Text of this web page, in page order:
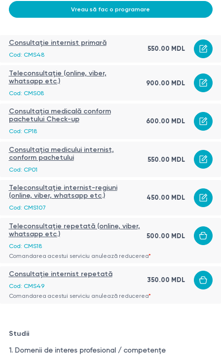
Vreau să fac o programare
Consultație internist primară
Cod: CMS48
550.00 MDL
Teleconsultație (online, viber,
whatsapp etc.)
Cod: CMS08
900.00 MDL
Consultația medicală conform
pachetului Check-up
Cod: CP18
600.00 MDL
Consultația medicului internist,
conform pachetului
Cod: CP01
550.00 MDL
Teleconsultație internist-regiuni
(online, viber, whatsapp etc.)
Cod: CMS107
450.00 MDL
Teleconsultație repetată (online, viber,
whatsapp etc.)
Cod: CMS18
500.00 MDL
Comandarea acestui serviciu anulează reducerea*
Consultație internist repetată
Cod: CMS49
350.00 MDL
Comandarea acestui serviciu anulează reducerea*
Studii
1. Domenii de interes profesional / competențe